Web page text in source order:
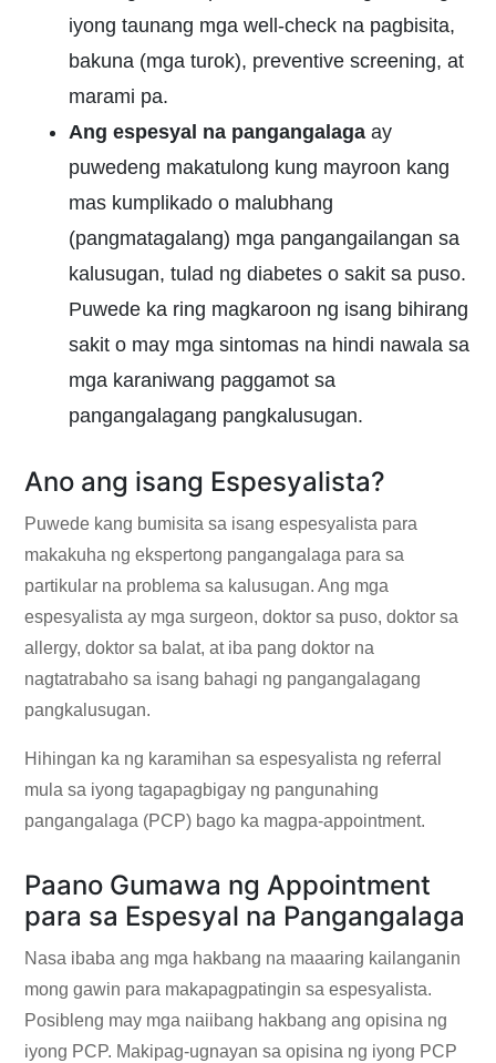
iyong taunang mga well-check na pagbisita,
bakuna (mga turok), preventive screening, at
marami pa.
Ang espesyal na pangangalagaay
puwedeng makatulong kung mayroon kang
mas kumplikado o malubhang
(pangmatagalang) mga pangangailangan sa
kalusugan, tulad ng diabetes o sakit sa puso.
Puwede ka ring magkaroon ng isang bihirang
sakit o may mga sintomas na hindi nawala sa
mga karaniwang paggamot sa
pangangalagang pangkalusugan.
Ano ang isang Espesyalista?
Puwede kang bumisita sa isang espesyalista para
makakuha ng ekspertong pangangalaga para sa
partikular na problema sa kalusugan. Ang mga
espesyalista ay mga surgeon, doktor sa puso, doktor sa
allergy, doktor sa balat, at iba pang doktor na
nagtatrabaho sa isang bahagi ng pangangalagang
pangkalusugan.
Hihingan ka ng karamihan sa espesyalista ng referral
mula sa iyong tagapagbigay ng pangunahing
pangangalaga (PCP) bago ka magpa-appointment.
Paano Gumawa ng Appointment
para sa Espesyal na Pangangalaga
Nasa ibaba ang mga hakbang na maaaring kailanganin
mong gawin para makapagpatingin sa espesyalista.
Posibleng may mga naiibang hakbang ang opisina ng
iyong PCP. Makipag-ugnayan sa opisina ng iyong PCP